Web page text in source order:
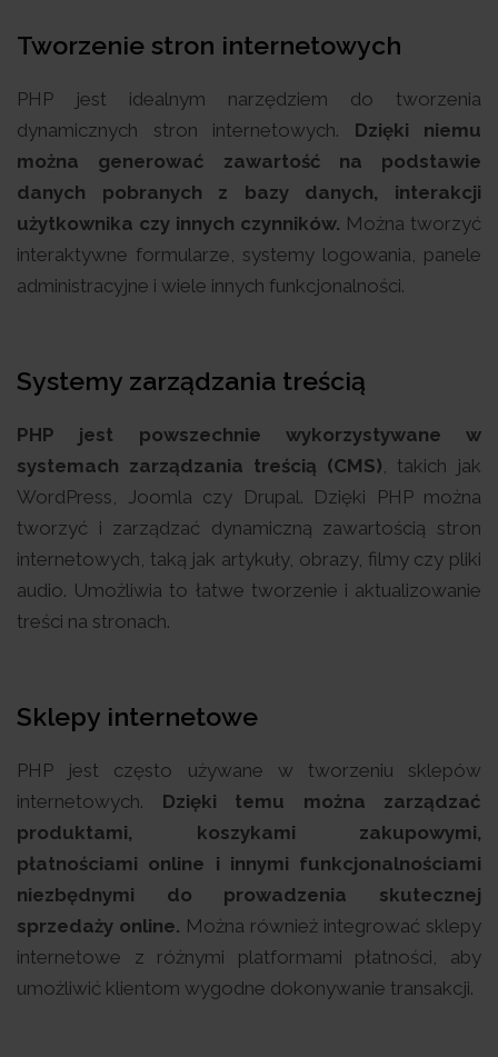
Tworzenie stron internetowych
PHP jest idealnym narzędziem do tworzenia
dynamicznych stron internetowych. Dzięki niemu
można generować zawartość na podstawie
danych pobranych z bazy danych, interakcji
użytkownika czy innych czynników. Można tworzyć
interaktywne formularze, systemy logowania, panele
administracyjne i wiele innych funkcjonalności.
Systemy zarządzania treścią
PHP jest powszechnie wykorzystywane w
systemach zarządzania treścią (CMS) , takich jak
WordPress, Joomla czy Drupal. Dzięki PHP można
tworzyć i zarządzać dynamiczną zawartością stron
internetowych, taką jak artykuły, obrazy, filmy czy pliki
audio. Umożliwia to łatwe tworzenie i aktualizowanie
treści na stronach.
Sklepy internetowe
PHP jest często używane w tworzeniu sklepów
internetowych. Dzięki temu można zarządzać
produktami, koszykami zakupowymi,
płatnościami online i innymi funkcjonalnościami
niezbędnymi do prowadzenia skutecznej
sprzedaży online. Można również integrować sklepy
internetowe z różnymi platformami płatności, aby
umożliwić klientom wygodne dokonywanie transakcji.